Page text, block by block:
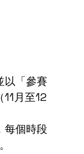
以「參賽
月至12
每個時段